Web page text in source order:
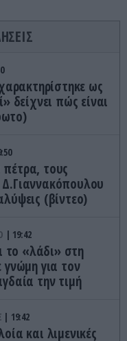
ως
δείχνει πώς είναι
τους
(βίντεο)
19:42
το «λάδι» στη
για τον
την τιμή
19:42
και λιμενικές